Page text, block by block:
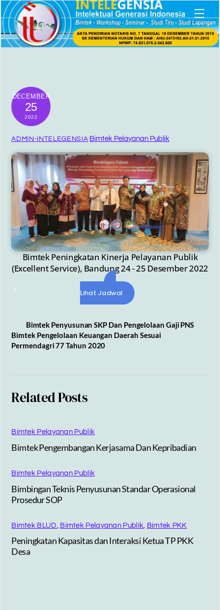
Skip
to
content
DECEMBER
25
2022
ADMIN-INTELEGENSIA Bimtek Pelayanan Publik
Bimtek Peningkatan Kinerja Pelayanan Publik
(Excellent Service), Bandung 24 - 25 Desember 2022
Lihat Jadwal
Bimtek Penyusunan SKP Dan Pengelolaan Gaji PNS
Bimtek Pengelolaan Keuangan Daerah Sesuai
Permendagri 77 Tahun 2020
Related Posts
Bimtek Pelayanan Publik
Bimtek Pengembangan Kerjasama Dan Kepribadian
Bimtek Pelayanan Publik
Bimbingan Teknis Penyusunan Standar Operasional
Prosedur SOP
Bimtek BLUD Bimtek Pelayanan Publik Bimtek PKK
Peningkatan Kapasitas dan Interaksi Ketua TP PKK
Desa